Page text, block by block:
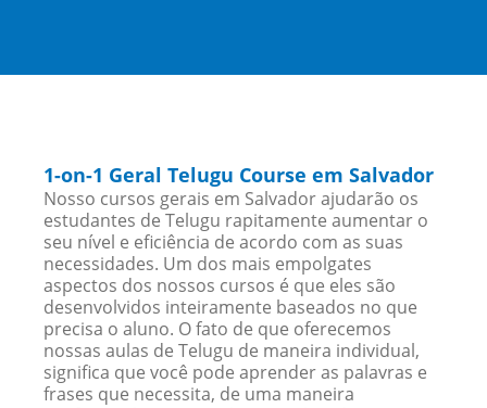
1-on-1 Geral Telugu Course em Salvador
Nosso cursos gerais em Salvador ajudarão os
estudantes de Telugu rapitamente aumentar o
seu nível e eficiência de acordo com as suas
necessidades. Um dos mais empolgates
aspectos dos nossos cursos é que eles são
desenvolvidos inteiramente baseados no que
precisa o aluno. O fato de que oferecemos
nossas aulas de Telugu de maneira individual,
significa que você pode aprender as palavras e
frases que necessita, de uma maneira